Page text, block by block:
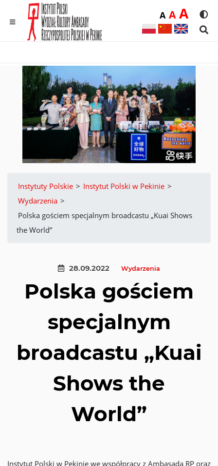
ADomyślna
AŚrednia
A
Instytuty Polskie > Instytut Polski w Pekinie >
Wydarzenia >
Polska gościem specjalnym broadcastu „Kuai Shows
the World”
28.09.2022 Wydarzenia
Polska gościem
specjalnym
broadcastu „Kuai
Shows the
World”
Instytut Polski w Pekinie we współpracy z Ambasadą RP oraz